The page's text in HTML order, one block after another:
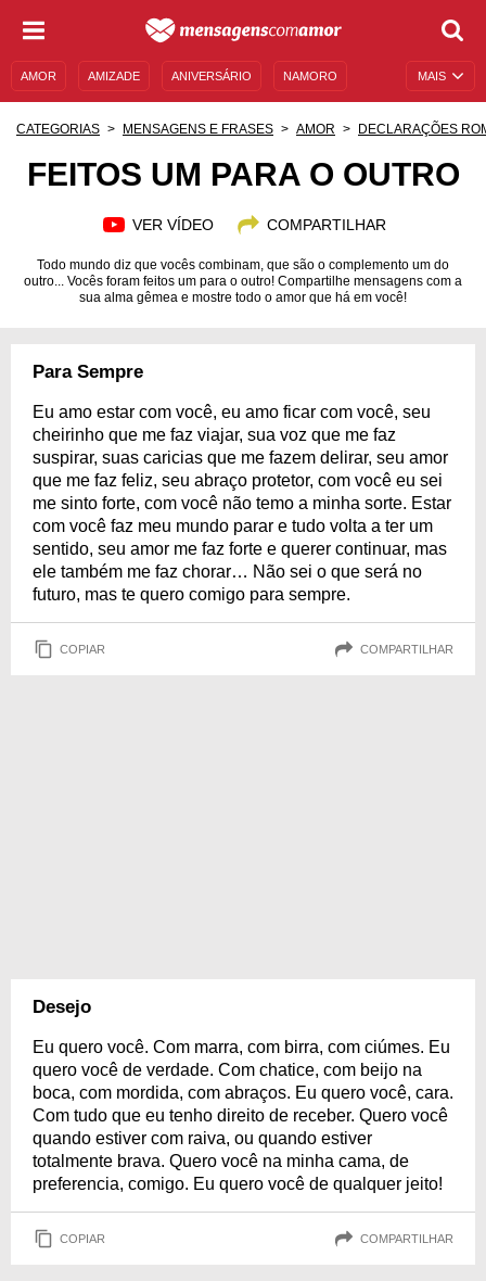
MAIS
AMOR AMIZADE ANIVERSÁRIO NAMORO
CATEGORIAS MENSAGENS E FRASES AMOR DECLARAÇÕES
FEITOS UM PARA O OUTRO
VER VÍDEO COMPARTILHAR
Todo mundo diz que vocês combinam, que são o complemento um do
outro... Vocês foram feitos um para o outro! Compartilhe mensagens com a
sua alma gêmea e mostre todo o amor que há em você!
Para Sempre
Eu amo estar com você, eu amo ficar com você, seu
cheirinho que me faz viajar, sua voz que me faz
suspirar, suas caricias que me fazem delirar, seu amor
que me faz feliz, seu abraço protetor, com você eu sei
me sinto forte, com você não temo a minha sorte. Estar
com você faz meu mundo parar e tudo volta a ter um
sentido, seu amor me faz forte e querer continuar, mas
ele também me faz chorar… Não sei o que será no
futuro, mas te quero comigo para sempre.
COPIAR COMPARTILHAR
Desejo
Eu quero você. Com marra, com birra, com ciúmes. Eu
quero você de verdade. Com chatice, com beijo na
boca, com mordida, com abraços. Eu quero você, cara.
Com tudo que eu tenho direito de receber. Quero você
quando estiver com raiva, ou quando estiver
totalmente brava. Quero você na minha cama, de
preferencia, comigo. Eu quero você de qualquer jeito!
COPIAR COMPARTILHAR